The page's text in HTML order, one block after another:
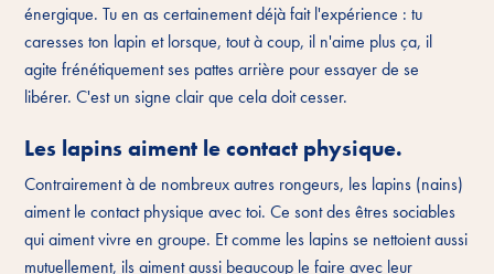
énergique. Tu en as certainement déjà fait l'expérience : tu
caresses ton lapin et lorsque, tout à coup, il n'aime plus ça, il
agite frénétiquement ses pattes arrière pour essayer de se
libérer. C'est un signe clair que cela doit cesser.
Les lapins aiment le contact physique.
Contrairement à de nombreux autres rongeurs, les lapins (nains)
aiment le contact physique avec toi. Ce sont des êtres sociables
qui aiment vivre en groupe. Et comme les lapins se nettoient aussi
mutuellement, ils aiment aussi beaucoup le faire avec leur